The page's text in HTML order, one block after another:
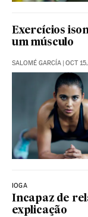
Exercícios
um músculo
SALOMÉ GARCÍA | OCT
IOGA
Incapaz de
explicação